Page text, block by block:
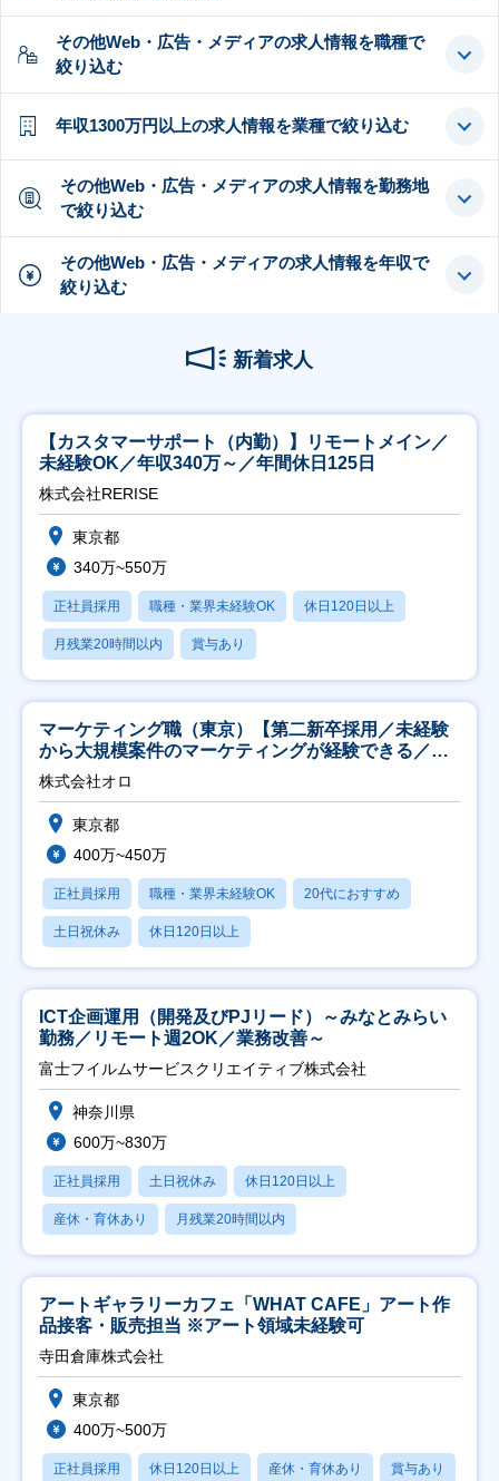
その他Web・広告・メディアの求人情報を職種で
絞り込む
年収1300万円以上の求人情報を業種で絞り込む
その他Web・広告・メディアの求人情報を勤務地
で絞り込む
その他Web・広告・メディアの求人情報を年収で
絞り込む
新着求人
【カスタマーサポート（内勤）】リモートメイン／
未経験OK／年収340万～／年間休日125日
株式会社RERISE
東京都
340万~550万
正社員採用 職種・業界未経験OK 休日120日以上
月残業20時間以内 賞与あり
マーケティング職（東京）【第二新卒採用／未経験
から大規模案件のマーケティングが経験できる／研
修充実】
株式会社オロ
東京都
400万~450万
正社員採用 職種・業界未経験OK 20代におすすめ
土日祝休み 休日120日以上
ICT企画運用（開発及びPJリード）～みなとみらい
勤務／リモート週2OK／業務改善～
富士フイルムサービスクリエイティブ株式会社
神奈川県
600万~830万
正社員採用 土日祝休み 休日120日以上
産休・育休あり 月残業20時間以内
アートギャラリーカフェ「WHAT CAFE」アート作
品接客・販売担当 ※アート領域未経験可
寺田倉庫株式会社
東京都
400万~500万
正社員採用 休日120日以上 産休・育休あり 賞与あり